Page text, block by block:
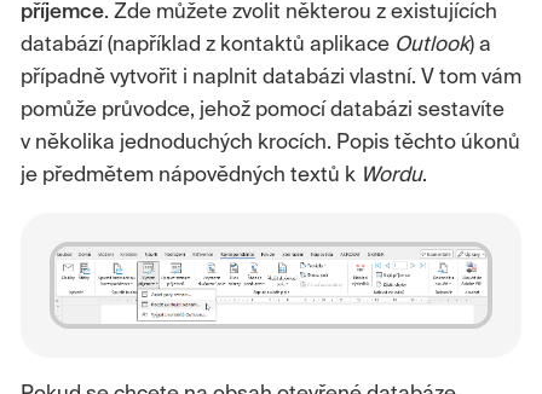
příjemce. Zde můžete zvolit některou z existujících
databází (například z kontaktů aplikace Outlook) a
případně vytvořit i naplnit databázi vlastní. V tom vám
pomůže průvodce, jehož pomocí databázi sestavíte
v několika jednoduchých krocích. Popis těchto úkonů
je předmětem nápovědných textů k Wordu.